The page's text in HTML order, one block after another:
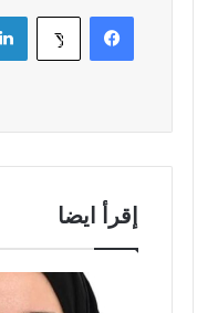
فيسبوك ‫X
إقرأ ايضا